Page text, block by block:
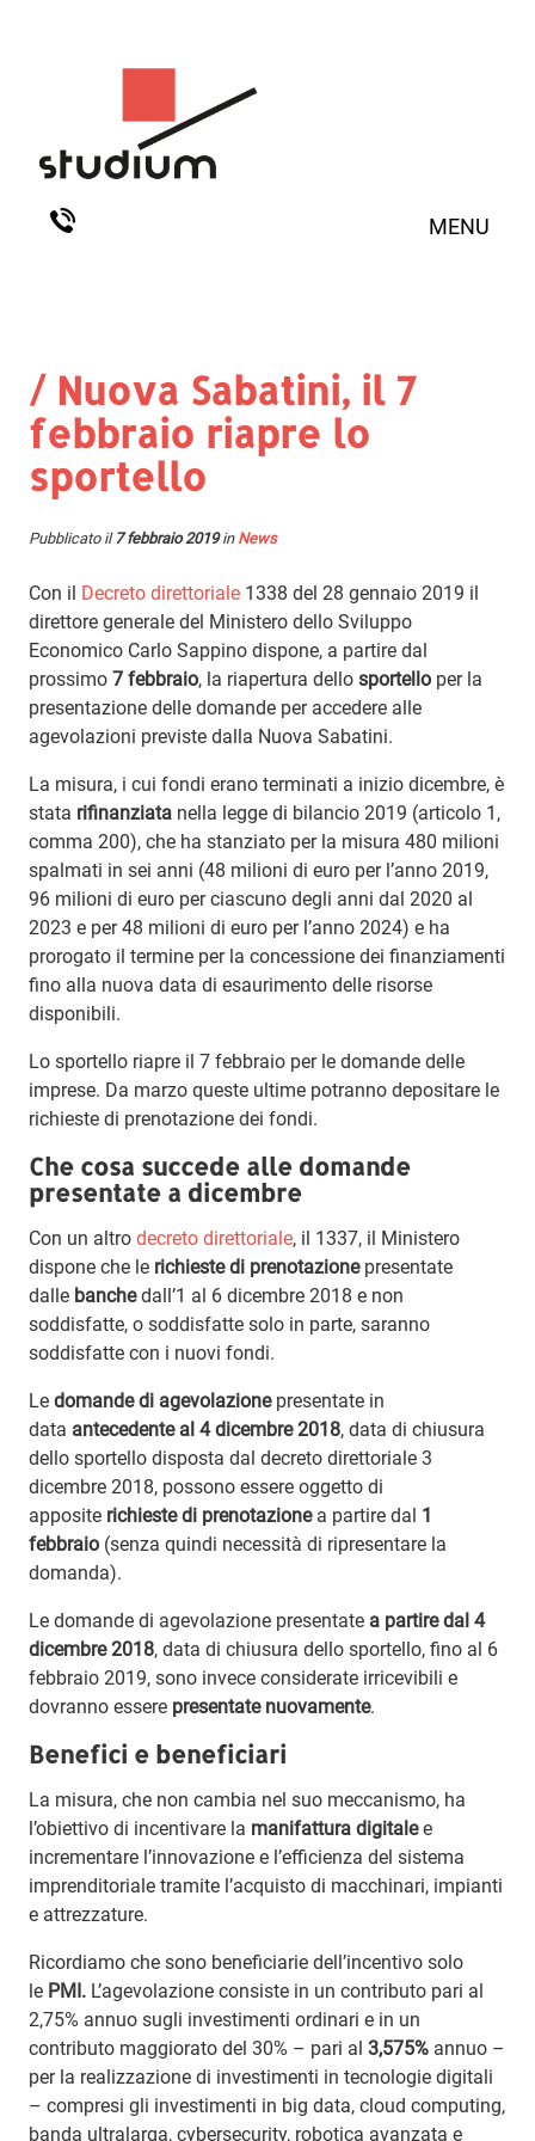
MENU
/ Nuova Sabatini, il 7
febbraio riapre lo
sportello
Pubblicato il 7 febbraio 2019in News
Con il Decreto direttoriale 1338 del 28 gennaio 2019 il
direttore generale del Ministero dello Sviluppo
Economico Carlo Sappino dispone, a partire dal
prossimo 7 febbraio, la riapertura dello sportello per la
presentazione delle domande per accedere alle
agevolazioni previste dalla Nuova Sabatini.
La misura, i cui fondi erano terminati a inizio dicembre, è
stata rifinanziata nella legge di bilancio 2019 (articolo 1,
comma 200), che ha stanziato per la misura 480 milioni
spalmati in sei anni (48 milioni di euro per l’anno 2019,
96 milioni di euro per ciascuno degli anni dal 2020 al
2023 e per 48 milioni di euro per l’anno 2024) e ha
prorogato il termine per la concessione dei finanziamenti
fino alla nuova data di esaurimento delle risorse
disponibili.
Lo sportello riapre il 7 febbraio per le domande delle
imprese. Da marzo queste ultime potranno depositare le
richieste di prenotazione dei fondi.
Che cosa succede alle domande
presentate a dicembre
Con un altro decreto direttoriale, il 1337, il Ministero
dispone che le richieste di prenotazionepresentate
dalle banchedall’1 al 6 dicembre 2018 e non
soddisfatte, o soddisfatte solo in parte, saranno
soddisfatte con i nuovi fondi.
Le domande di agevolazionepresentate in
data antecedente al 4 dicembre 2018, data di chiusura
dello sportello disposta dal decreto direttoriale 3
dicembre 2018, possono essere oggetto di
apposite richieste di prenotazionea partire dal 1
febbraio (senza quindi necessità di ripresentare la
domanda).
Le domande di agevolazione presentate a partire dal 4
dicembre 2018, data di chiusura dello sportello, fino al 6
febbraio 2019, sono invece considerate irricevibili e
dovranno essere presentate nuovamente.
Benefici e beneficiari
La misura, che non cambia nel suo meccanismo, ha
l’obiettivo di incentivare la manifattura digitalee
incrementare l’innovazione e l’efficienza del sistema
imprenditoriale tramite l’acquisto di macchinari, impianti
e attrezzature.
Ricordiamo che sono beneficiarie dell’incentivo solo
le PMI. L’agevolazione consiste in un contributo pari al
2,75% annuo sugli investimenti ordinari e in un
contributo maggiorato del 30% – pari al 3,575% annuo –
per la realizzazione di investimenti in tecnologie digitali
– compresi gli investimenti in big data, cloud computing,
banda ultralarga, cybersecurity, robotica avanzata e